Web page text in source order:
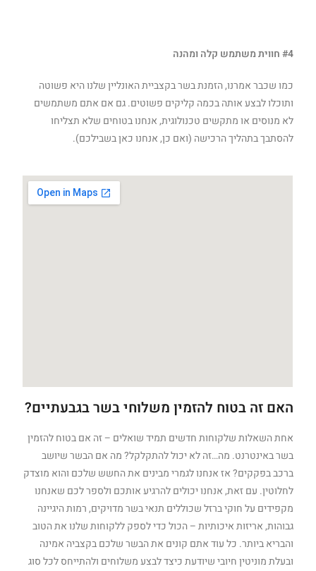
#4 חווית משתמש קלה ומהנה
כמו שכבר אמרנו, הזמנת בשר בקצביית האונליין שלנו היא פשוטה
ותוכלו לבצע אותה בכמה קליקים פשוטים. גם אם אתם משתמשים
לא מנוסים או מתקשים טכנולוגית, אנחנו בטוחים שלא תצליחו
להסתבך בתהליך הרכישה (ואם כן, אנחנו כאן בשבילכם).
האם זה בטוח להזמין משלוחי בשר בגבעתיים?
אחת השאלות שלקוחות חדשים תמיד שואלים – זה אם בטוח להזמין
בשר באינטרנט. מה…זה לא יכול להתקלקל? מה אם הבשר שיושב
ברכב בפקקים? אז אנחנו לגמרי מבינים את החשש שלכם והוא מוצדק
לחלוטין. עם זאת, אנחנו יכולים להרגיע אותכם ולספר לכם שאנחנו
מקפידים על חוקי ברזל שכוללים תנאי בשר מדויקים, רמות היגיינה
גבוהות, אריזות איכותיות – הכול כדי לספק ללקוחות שלנו את הטוב
והבריא ביותר. כל עוד אתם קונים את הבשר שלכם בקצביה אמינה
ובעלת מוניטין חיובי שיודעת כיצד לבצע משלוחים ולהתייחס לכל סוג